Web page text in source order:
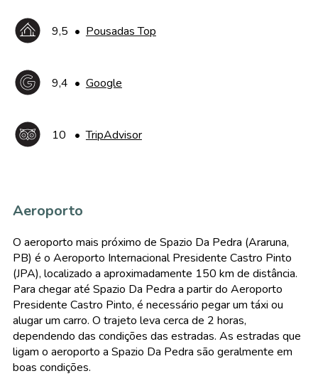
9,5 • Pousadas Top
9,4 • Google
10 •TripAdvisor
Aeroporto
O aeroporto mais próximo de Spazio Da Pedra (Araruna,
PB) é o Aeroporto Internacional Presidente Castro Pinto
(JPA), localizado a aproximadamente 150 km de distância.
Para chegar até Spazio Da Pedra a partir do Aeroporto
Presidente Castro Pinto, é necessário pegar um táxi ou
alugar um carro. O trajeto leva cerca de 2 horas,
dependendo das condições das estradas. As estradas que
ligam o aeroporto a Spazio Da Pedra são geralmente em
boas condições.